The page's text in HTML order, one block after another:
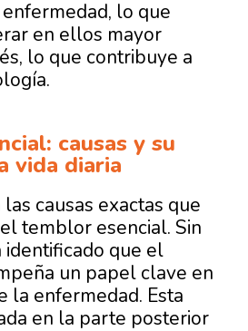
lo que
en ellos mayor
lo que contribuye a
causas y su
vida diaria
causas exactas que
temblor esencial. Sin
identificado que el
un papel clave en
la enfermedad. Esta
en la parte posterior